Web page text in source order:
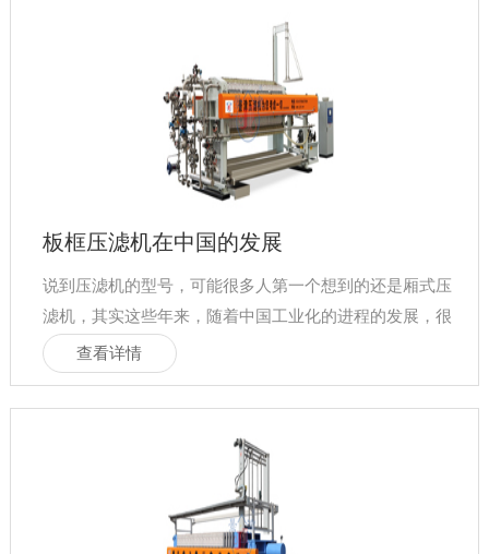
板框压滤机在中国的发展
说到压滤机的型号，可能很多人第一个想到的还是厢式压
滤机，其实这些年来，随着中国工业化的进程的发展，很
多压滤机的形式应运而生，
查看详情